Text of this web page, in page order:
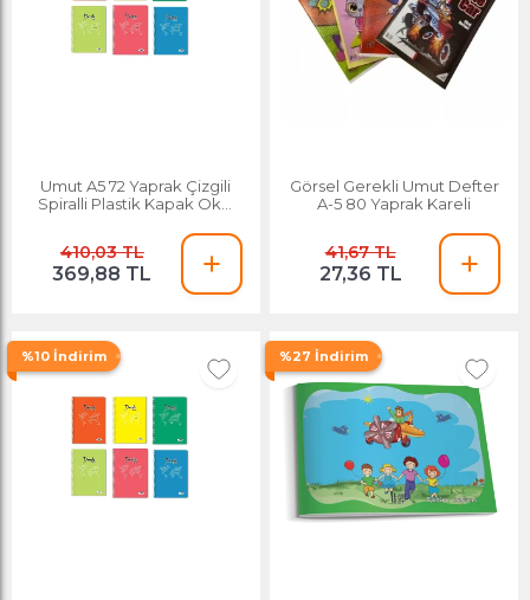
Umut A5 72 Yaprak Çizgili
Spiralli Plastik Kapak Okul
410,03 TL
369,88 TL
Görsel Gerekli Umut Defter
A-5 80 Yaprak Kareli
41,67 TL
27,36 TL
%10 İndirim %27 İndirim